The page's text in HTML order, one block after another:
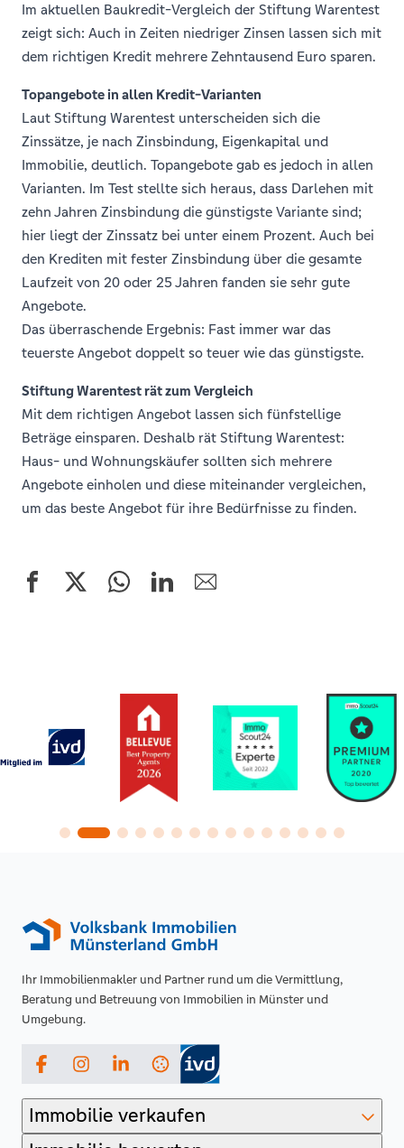
Im aktuellen Baukredit-Vergleich der Stiftung Warentest
zeigt sich: Auch in Zeiten niedriger Zinsen lassen sich mit
dem richtigen Kredit mehrere Zehntausend Euro sparen.
Topangebote in allen Kredit-Varianten
Laut Stiftung Warentest unterscheiden sich die
Zinssätze, je nach Zins­bindung, Eigen­kapital und
Immobilie, deutlich. Topangebote gab es jedoch in allen
Varianten. Im Test stellte sich heraus, dass Darlehen mit
zehn Jahren Zinsbindung die günstigste Variante sind;
hier liegt der Zinssatz bei unter einem Prozent. Auch bei
den Krediten mit fester Zinsbindung über die gesamte
Laufzeit von 20 oder 25 Jahren fanden sie sehr gute
Angebote.
Das überraschende Ergebnis: Fast immer war das
teuerste Angebot doppelt so teuer wie das günstigste.
Stiftung Warentest rät zum Vergleich
Mit dem richtigen Angebot lassen sich fünfstellige
Beträge einsparen. Deshalb rät Stiftung Warentest:
Haus- und Wohnungskäufer sollten sich mehrere
Angebote einholen und diese miteinander vergleichen,
um das beste Angebot für ihre Bedürfnisse zu finden.
Ihr Immobilienmakler und Partner rund um die Vermittlung,
Beratung und Betreuung von Immobilien in Münster und
Umgebung.
FacebookInstagramLinkedIn
Immobilie verkaufen